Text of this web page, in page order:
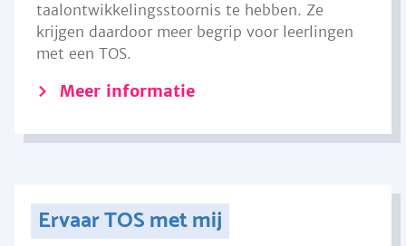
taalontwikkelingsstoornis te hebben. Ze
krijgen daardoor meer begrip voor leerlingen
met een TOS.
Meer informatie
Ervaar TOS met mij